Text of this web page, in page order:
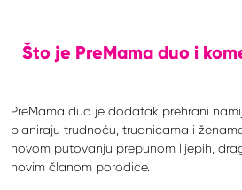
Što je PreMama duo i
PreMama duo je dodatak prehrani
planiraju trudnoću, trudnicama i
novom putovanju prepunom lijepih,
novim članom porodice.